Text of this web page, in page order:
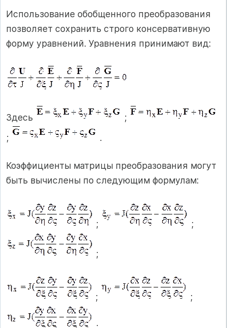
Использование обобщенного преобразования
позволяет сохранить строго консервативную
форму уравнений. Уравнения принимают вид:
Здесь
;
;
.
Коэффициенты матрицы преобразования могут
быть вычислены по следующим формулам:
; ;
;
; ;